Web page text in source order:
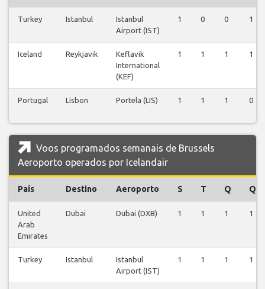
Turkey Istanbul
Istanbul
Airport (IST)
1 0 0 1
Iceland Reykjavik
Keflavik
International
(KEF)
1 1 1 1
Portugal Lisbon Portela (LIS) 1 1 1 0
Voos programados semanais de Brussels
Aeroporto operados por Icelandair
País Destino Aeroporto S T Q Q
United
Arab
Emirates
Dubai Dubai (DXB) 1 1 1 1
Turkey Istanbul
Istanbul
Airport (IST)
1 1 1 1